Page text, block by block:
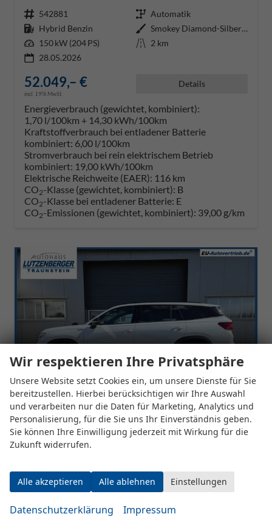
Fahrzeugnr. 542881 Getriebe Automatik
Kraftstoff Hybrid Benzin Außenfarbe
Smokey Diamond-Silber Metallic
Leistung 150 kW (204 PS) Kilometerstand 2 km
28.05.2026
52.049,– €
incl. 19% MwSt.
Details
Energieverbrauch (gewichtet, kombiniert):
1,70 l/100km + 14,30 kWh/100km
Kraftstoffverbrauch bei entladener Batterie
kombiniert: 6,00 l/100km
Stromverbrauch bei rein elektrischem Betrieb
kombiniert: 19,00 kWh/100km
Elektrische Reichweite (EAER): 116 km
CO2-Klasse (gewichtet, kombiniert): B
CO2-Klasse bei entladener Batterie: E
CO2-Emissionen (gewichtet, kombiniert): 39,00 g/km
Skoda Kodiaq
unverbindliche Lieferzeit:16 Tage Fahrzeug mit Tageszulassung
Kraftstoff Hybrid Benzin Außenfarbe Moon-Weiß Perleffekt
Wir respektieren Ihre Privatsphäre
Unsere Website setzt Cookies ein, um unsere Dienste für Sie
bereitzustellen. Hierbei berücksichtigen wir Ihre Auswahl
und verarbeiten nur die Daten für Marketing, Analytics und
Personalisierung, für die Sie uns Ihr Einverständnis geben.
Sie können Ihre Einwilligung jederzeit mit Wirkung für die
Zukunft widerrufen.
Alle akzeptieren Alle ablehnen Einstellungen
Datenschutzerklärung Impressum